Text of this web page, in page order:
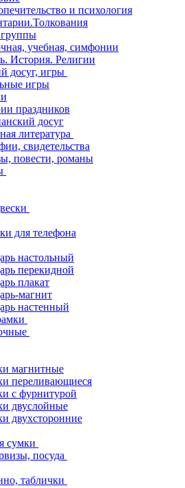
и психология
учебная, симфонии
История. Религии
досуг, игры
игры
праздников
досуг
литература
свидетельства
повести, романы
для телефона
настольный
перекидной
плакат
магнит
настенный
магнитные
переливающиеся
с фурнитурой
двуслойные
двухсторонние
сумки
посуда
таблички